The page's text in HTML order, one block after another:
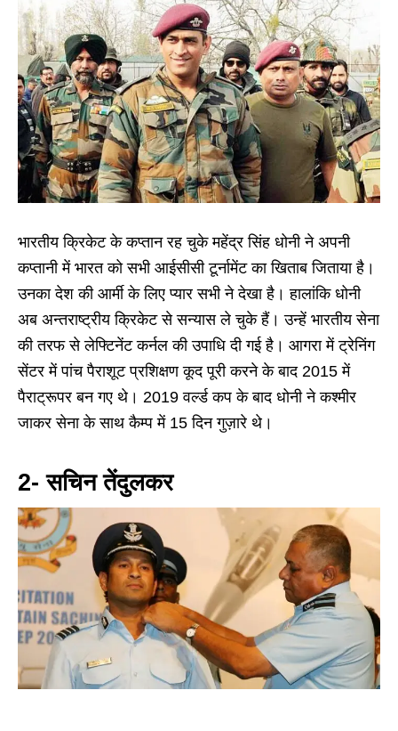
भारतीय क्रिकेट के कप्तान रह चुके महेंद्र सिंह धोनी ने अपनी
कप्तानी में भारत को सभी आईसीसी टूर्नामेंट का खिताब जिताया है।
उनका देश की आर्मी के लिए प्यार सभी ने देखा है। हालांकि धोनी
अब अन्तराष्ट्रीय क्रिकेट से सन्यास ले चुके हैं। उन्हें भारतीय सेना
की तरफ से लेफ्टिनेंट कर्नल की उपाधि दी गई है। आगरा में ट्रेनिंग
सेंटर में पांच पैराशूट प्रशिक्षण कूद पूरी करने के बाद 2015 में
पैराट्रूपर बन गए थे। 2019 वर्ल्ड कप के बाद धोनी ने कश्मीर
जाकर सेना के साथ कैम्प में 15 दिन गुज़ारे थे।
2- सचिन तेंदुलकर